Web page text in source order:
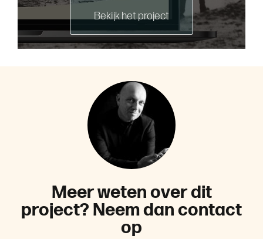
Bekijk het project
Meerwetenoverdit
project? Neemdancontact
op